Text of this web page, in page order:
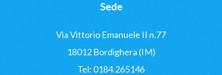
Sede
Via Vittorio Emanuele II n.77
18012 Bordighera (IM)
Tel: 0184.265146